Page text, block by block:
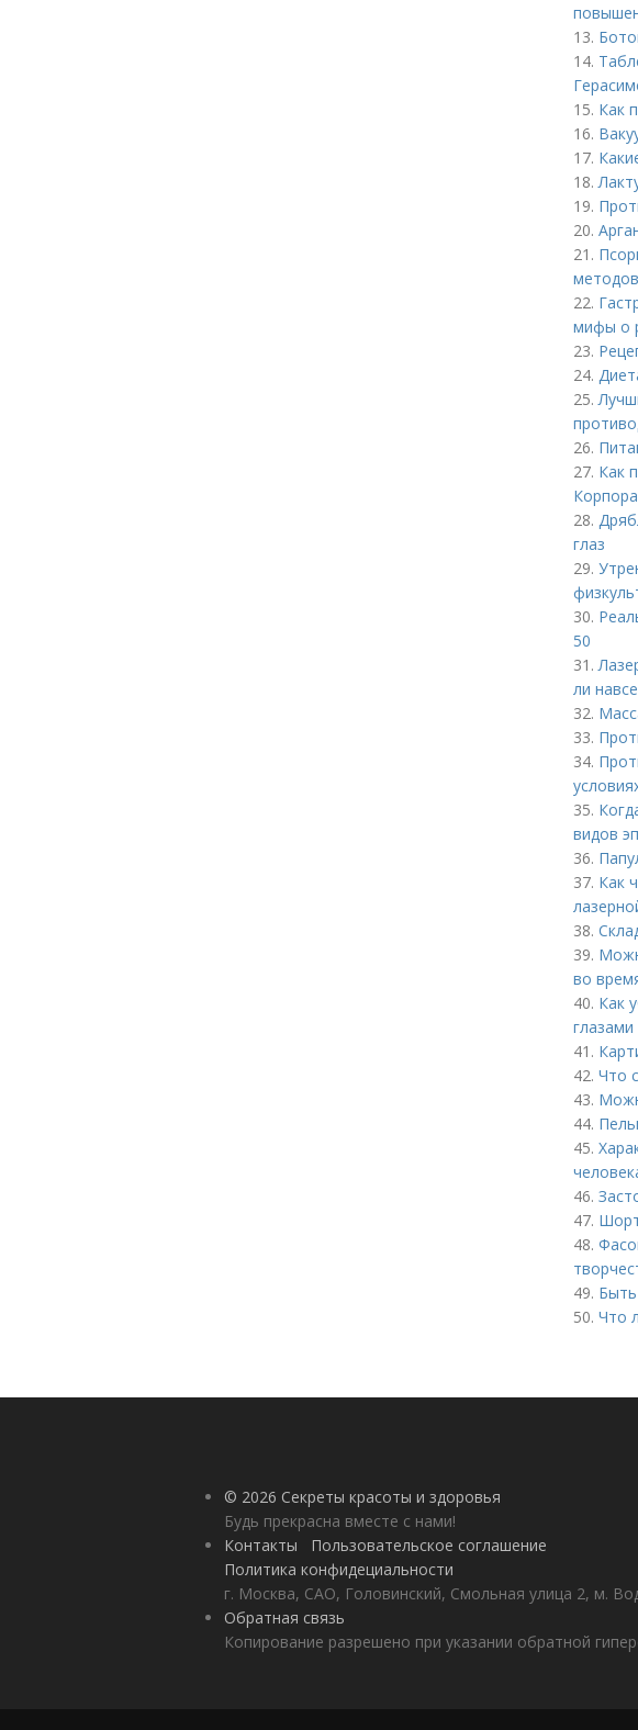
13.
14.
15. Как
16.
17.
18.
19.
20.
21.
22.
мифы о
23.
24.
25.
26.
27. Как
28.
глаз
29.
30.
50
31.
ли
32.
33.
34.
35.
видов
36.
37. Как
38.
39.
во
40. Как
41.
42. Что
43.
44.
45.
46.
47.
48.
49.
50. Что
© 2026 Секреты красоты и здоровья
Будь прекрасна вместе с нами!
Контакты
Пользовательское соглашение
Политика конфидециальности
г. Москва, САО, Головинский, Смольная улица 2, м.
Обратная связь
Копирование разрешено при указании обратной